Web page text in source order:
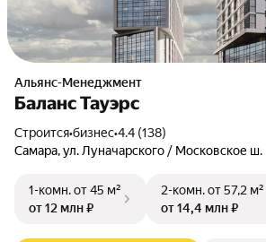
Альянс-Менеджмент
Баланс Тауэрс
Строится•бизнес•4.4 (138)
Самара, ул. Луначарского / Московское ш.
1-комн.от 45 м²
от 12 млн ₽
2-комн.от 57,2 м²
от 14,4 млн ₽